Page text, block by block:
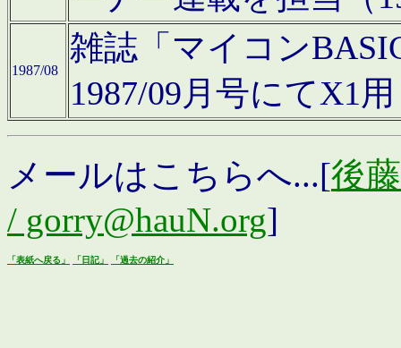
1987/08
雑誌「マイコン
1987/09月号にてX1
メールはこちらへ...[後
/ gorry@hauN.org]
「表紙へ戻る」 「日記」 「過去の紹介」